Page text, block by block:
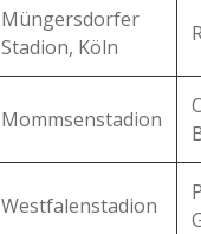
Müngersdorfer
Stadion, Köln
Mommsenstadion
Westfalenstadion